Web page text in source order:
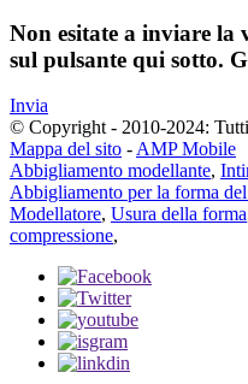
Non esitate a inviare la
sul pulsante qui sotto.
Invia
© Copyright - 2010-2024:
Mappa del sito -AMP Mobile
Abbigliamento modellante,
Abbigliamento per la forma
Modellatore, Usura della forma
compressione,